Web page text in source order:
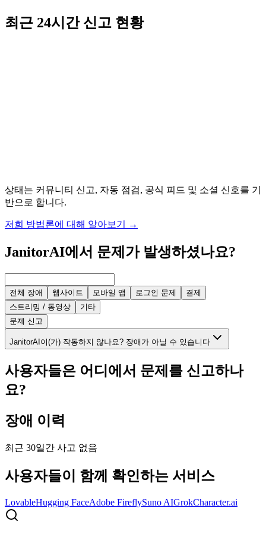
최근 24시간 신고 현황
상태는 커뮤니티 신고, 자동 점검, 공식 피드 및 소셜 신호를 기
반으로 합니다.
저희 방법론에 대해 알아보기 →
JanitorAI에서 문제가 발생하셨나요?
전체 장애 웹사이트 모바일 앱 로그인 문제
결제
스트리밍 / 동영상
기타
문제 신고
JanitorAI이(가) 작동하지 않나요? 장애가 아닐 수 있습니다
사용자들은 어디에서 문제를 신고하나
요?
장애 이력
최근 30일간 사고 없음
사용자들이 함께 확인하는 서비스
LovableHugging FaceAdobe FireflySuno AIGrokCharacter.ai